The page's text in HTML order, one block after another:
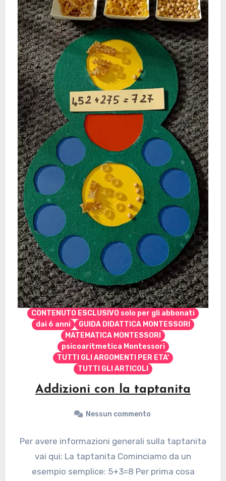
CONTENUTO ESCLUSIVO solo per gli abbonati
dai 6 anni
GUIDA DIDATTICA MONTESSORI
MATEMATICA MONTESSORI
psicoaritmetica Montessori
TUTTI GLI ARGOMENTI PER ETA'
TUTTI GLI ARTICOLI
Addizioni con la taptanita
Nessun commento
Per avere informazioni generali sulla taptanita
vai qui: La taptanita Cominciamo da un
esempio semplice: 5+3=8 Per prima cosa